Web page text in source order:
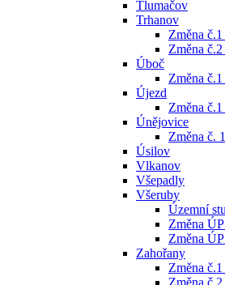
Tlumačov
Trhanov
Změna
Změna
Úboč
Změna
Újezd
Změna
Únějovice
Změna č.
Úsilov
Vlkanov
Všepadly
Všeruby
Územní
Změna ÚP
Změna
Zahořany
Změna
Změna